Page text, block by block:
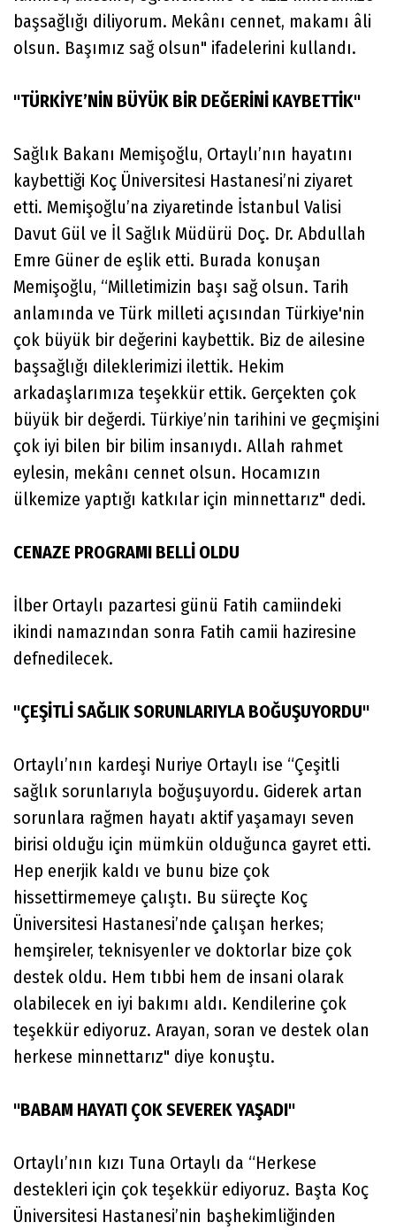
başsağlığı diliyorum. Mekânı cennet, makamı âli
olsun. Başımız sağ olsun" ifadelerini kullandı.
"TÜRKİYE’NİN BÜYÜK BİR DEĞERİNİ KAYBETTİK"
Sağlık Bakanı Memişoğlu, Ortaylı’nın hayatını
kaybettiği Koç Üniversitesi Hastanesi’ni ziyaret
etti. Memişoğlu’na ziyaretinde İstanbul Valisi
Davut Gül ve İl Sağlık Müdürü Doç. Dr. Abdullah
Emre Güner de eşlik etti. Burada konuşan
Memişoğlu, “Milletimizin başı sağ olsun. Tarih
anlamında ve Türk milleti açısından Türkiye'nin
çok büyük bir değerini kaybettik. Biz de ailesine
başsağlığı dileklerimizi ilettik. Hekim
arkadaşlarımıza teşekkür ettik. Gerçekten çok
büyük bir değerdi. Türkiye’nin tarihini ve geçmişini
çok iyi bilen bir bilim insanıydı. Allah rahmet
eylesin, mekânı cennet olsun. Hocamızın
ülkemize yaptığı katkılar için minnettarız" dedi.
CENAZE PROGRAMI BELLİ OLDU
İlber Ortaylı pazartesi günü Fatih camiindeki
ikindi namazından sonra Fatih camii haziresine
defnedilecek.
"ÇEŞİTLİ SAĞLIK SORUNLARIYLA BOĞUŞUYORDU"
Ortaylı’nın kardeşi Nuriye Ortaylı ise “Çeşitli
sağlık sorunlarıyla boğuşuyordu. Giderek artan
sorunlara rağmen hayatı aktif yaşamayı seven
birisi olduğu için mümkün olduğunca gayret etti.
Hep enerjik kaldı ve bunu bize çok
hissettirmemeye çalıştı. Bu süreçte Koç
Üniversitesi Hastanesi’nde çalışan herkes;
hemşireler, teknisyenler ve doktorlar bize çok
destek oldu. Hem tıbbi hem de insani olarak
olabilecek en iyi bakımı aldı. Kendilerine çok
teşekkür ediyoruz. Arayan, soran ve destek olan
herkese minnettarız" diye konuştu.
"BABAM HAYATI ÇOK SEVEREK YAŞADI"
Ortaylı’nın kızı Tuna Ortaylı da “Herkese
destekleri için çok teşekkür ediyoruz. Başta Koç
Üniversitesi Hastanesi’nin başhekimliğinden